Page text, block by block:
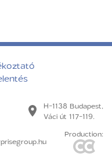
H-1138 Budapest,
Váci út 117-119.
Production: